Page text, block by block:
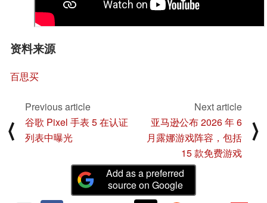
资料来源
百思买
⟨
Previous article
谷歌 Pixel 手表 5 在认证
列表中曝光
Next article
亚马逊公布 2026 年 6
月露娜游戏阵容，包括
15 款免费游戏
⟩
Add as a preferred
source on Google